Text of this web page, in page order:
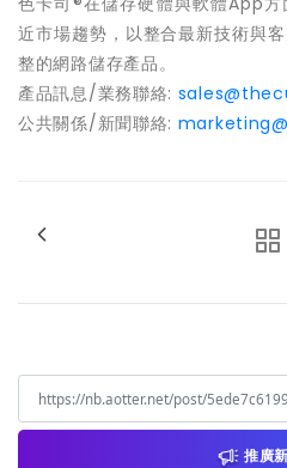
近市場趨勢，以整合最新技術與
整的網路儲存產品。
產品訊息/業務聯絡:
公共關係/新聞聯絡:
推廣